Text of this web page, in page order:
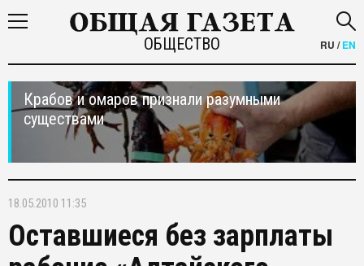
ОБЩЕСТВО RU /EN
Крабов и омаров признали разумными
существами
18.05.2010 11:35
Оставшиеся без зарплаты